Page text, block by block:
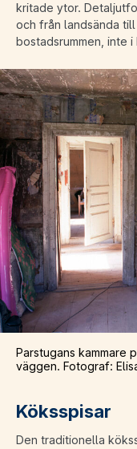
kritade ytor.
och från landsända
bostadsrummen, inte i
Parstugans kammare
väggen. Fotograf:
Köksspisar
Den traditionella